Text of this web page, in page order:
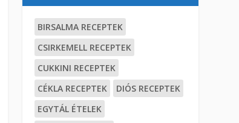
BIRSALMA RECEPTEK
CSIRKEMELL RECEPTEK
CUKKINI RECEPTEK
CÉKLA RECEPTEK
DIÓS RECEPTEK
EGYTÁL ÉTELEK